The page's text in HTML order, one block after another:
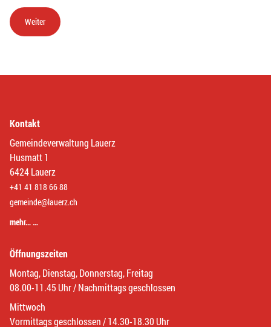
Kontakt
Gemeindeverwaltung Lauerz
Husmatt 1
6424 Lauerz
+41 41 818 66 88
gemeinde@lauerz.ch
mehr… …
Öffnungszeiten
Montag, Dienstag, Donnerstag, Freitag
08.00-11.45 Uhr / Nachmittags geschlossen
Mittwoch
Vormittags geschlossen / 14.30-18.30 Uhr